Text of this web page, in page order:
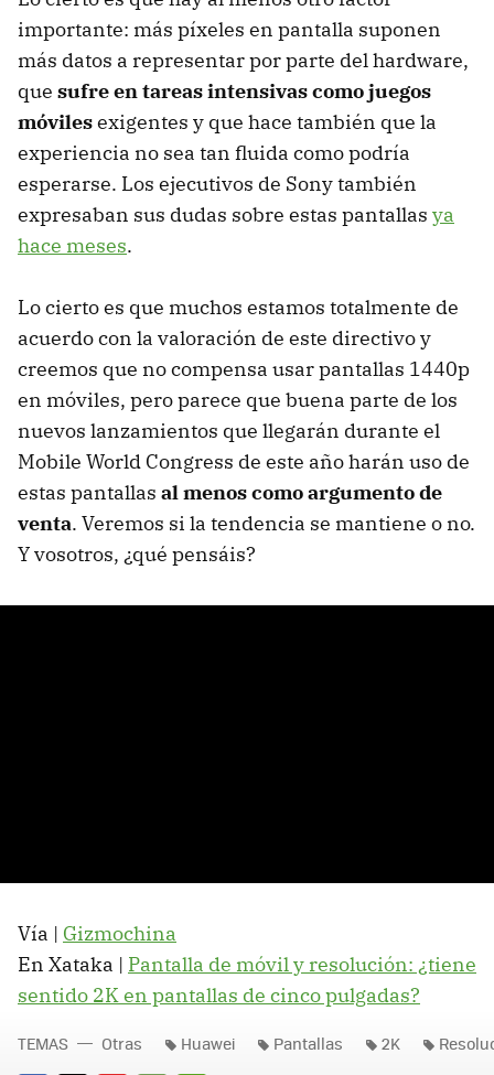
importante: más píxeles en pantalla suponen
más datos a representar por parte del hardware,
que sufre en tareas intensivas como juegos
móvilesexigentes y que hace también que la
experiencia no sea tan fluida como podría
esperarse. Los ejecutivos de Sony también
expresaban sus dudas sobre estas pantallas ya
hace meses.
Lo cierto es que muchos estamos totalmente de
acuerdo con la valoración de este directivo y
creemos que no compensa usar pantallas 1440p
en móviles, pero parece que buena parte de los
nuevos lanzamientos que llegarán durante el
Mobile World Congress de este año harán uso de
estas pantallas al menos como argumento de
venta. Veremos si la tendencia se mantiene o no.
Y vosotros, ¿qué pensáis?
Vía | Gizmochina
En Xataka | Pantalla de móvil y resolución: ¿tiene
sentido 2K en pantallas de cinco pulgadas?
TEMAS Otras Huawei Pantallas 2K